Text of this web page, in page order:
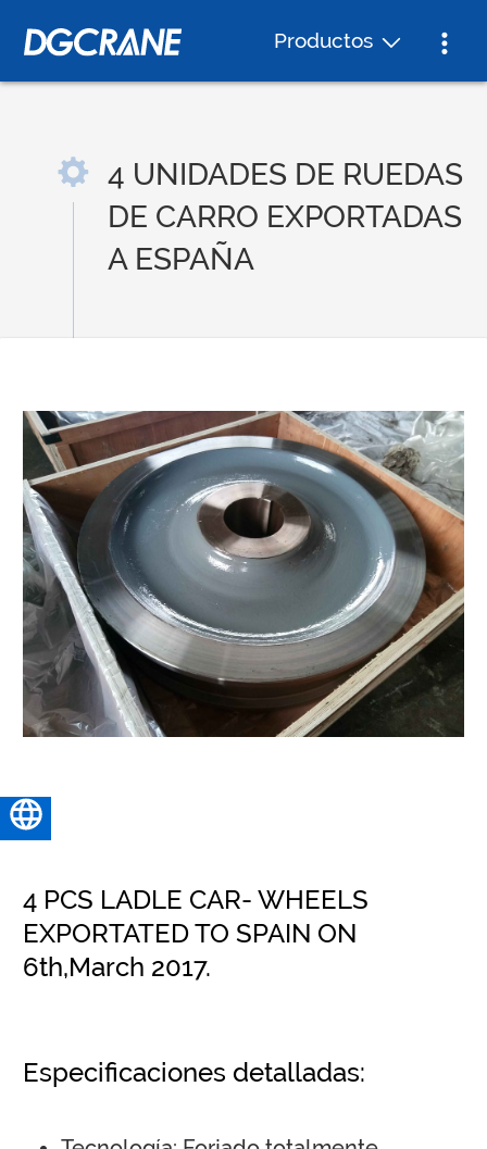
Productos
4 UNIDADES DE RUEDAS
DE CARRO EXPORTADAS
A ESPAÑA
4 PCS LADLE CAR- WHEELS
EXPORTATED TO SPAIN ON
6th,March 2017.
Especificaciones detalladas:
Español